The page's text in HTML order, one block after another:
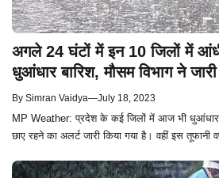
अगले 24 घंटों में इन 10 जिलों में
धुआंधार बारिश, मौसम विभाग ने
By Simran Vaidya—July 18, 2023
MP Weather: प्रदेश के कई जिलों में आज भी धुआंधार
छाए रहने का अलर्ट जारी किया गया है। वहीं इस तूफानी